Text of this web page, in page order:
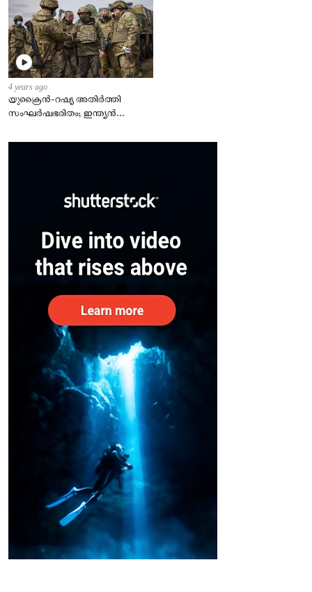
4 years ago
യുക്രൈന്‍-റഷ്യ അതിർത്തി
സംഘർഷഭരിതം; ഇന്ത്യന്‍